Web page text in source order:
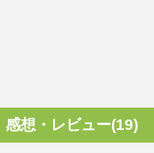
感想・レビュー(19)